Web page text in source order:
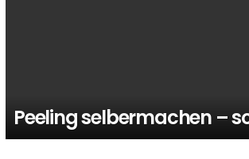
Peeling selbermachen –